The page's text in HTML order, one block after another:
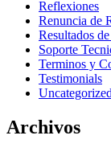
Reflexiones
Renuncia de
Resultados
Soporte
Terminos y
Testimonials
Uncategorized
Archivos